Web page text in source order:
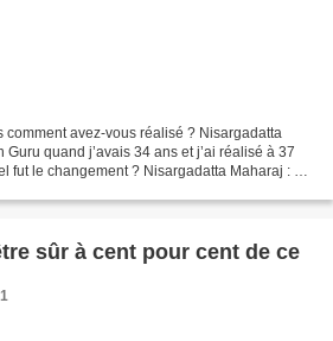
comment avez-vous réalisé ? Nisargadatta
Guru quand j’avais 34 ans et j’ai réalisé à 37
fut le changement ? Nisargadatta Maharaj : Le
sûr à cent pour cent de ce